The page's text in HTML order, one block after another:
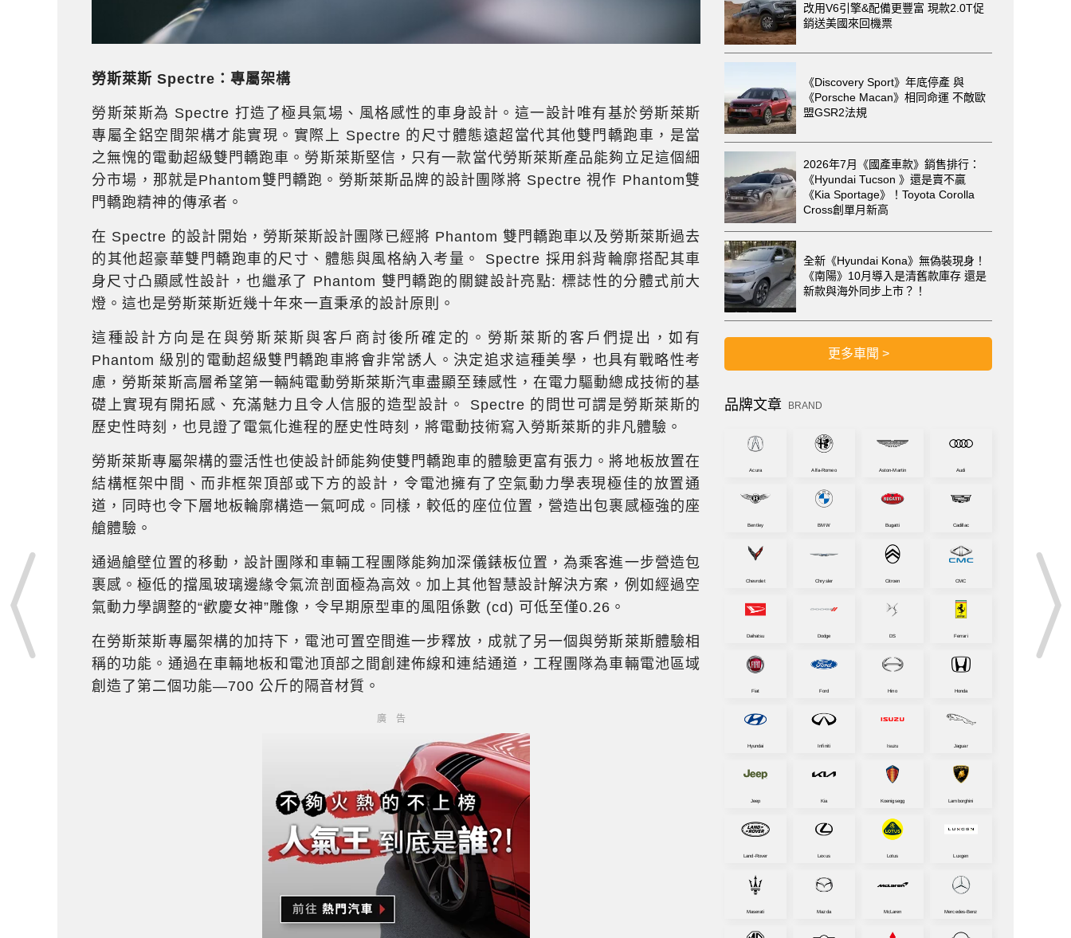
勞斯萊斯 Spectre ：專屬架構
勞斯萊斯為 Spectre 打造了極具氣場、風格感性的車身設計。這一設計唯有基於勞斯萊斯
專屬全鋁空間架構才能實現。實際上 Spectre 的尺寸體態遠超當代其他雙門轎跑車，是當
之無愧的電動超級雙門轎跑車。勞斯萊斯堅信，只有一款當代勞斯萊斯產品能夠立足這個細
分市場，那就是Phantom雙門轎跑。勞斯萊斯品牌的設計團隊將 Spectre 視作 Phantom雙
門轎跑精神的傳承者。
在 Spectre 的設計開始，勞斯萊斯設計團隊已經將 Phantom 雙門轎跑車以及勞斯萊斯過去
的其他超豪華雙門轎跑車的尺寸、體態與風格納入考量。 Spectre 採用斜背輪廓搭配其車
身尺寸凸顯感性設計，也繼承了 Phantom 雙門轎跑的關鍵設計亮點: 標誌性的分體式前大
燈。這也是勞斯萊斯近幾十年來一直秉承的設計原則。
這種設計方向是在與勞斯萊斯與客戶商討後所確定的。勞斯萊斯的客戶們提出，如有
Phantom 級別的電動超級雙門轎跑車將會非常誘人。決定追求這種美學，也具有戰略性考
慮，勞斯萊斯高層希望第一輛純電動勞斯萊斯汽車盡顯至臻感性，在電力驅動總成技術的基
礎上實現有開拓感、充滿魅力且令人信服的造型設計。 Spectre 的問世可謂是勞斯萊斯的
歷史性時刻，也見證了電氣化進程的歷史性時刻，將電動技術寫入勞斯萊斯的非凡體驗。
勞斯萊斯專屬架構的靈活性也使設計師能夠使雙門轎跑車的體驗更富有張力。將地板放置在
結構框架中間、而非框架頂部或下方的設計，令電池擁有了空氣動力學表現極佳的放置通
道，同時也令下層地板輪廓構造一氣呵成。同樣，較低的座位位置，營造出包裹感極強的座
艙體驗。
通過艙壁位置的移動，設計團隊和車輛工程團隊能夠加深儀錶板位置，為乘客進一步營造包
裹感。極低的擋風玻璃邊緣令氣流剖面極為高效。加上其他智慧設計解決方案，例如經過空
氣動力學調整的“歡慶女神”雕像，令早期原型車的風阻係數 (cd) 可低至僅0.26。
在勞斯萊斯專屬架構的加持下，電池可置空間進一步釋放，成就了另一個與勞斯萊斯體驗相
稱的功能。通過在車輛地板和電池頂部之間創建佈線和連結通道，工程團隊為車輛電池區域
創造了第二個功能—700 公斤的隔音材質。
廣告
改用V6引擎&配備更豐富 現款2.0T促
銷送美國來回機票
《Discovery Sport》年底停產 與
《Porsche Macan》相同命運 不敵歐
盟GSR2法規
2026年7月《國產車款》銷售排行：
《Hyundai Tucson 》還是賣不贏
《Kia Sportage》！Toyota Corolla
Cross創單月新高
全新《Hyundai Kona》無偽裝現身！
《南陽》10月導入是清舊款庫存 還是
新款與海外同步上市？！
更多車聞 >
品牌文章 BRAND
Acura Alfa-Romeo Aston-Martin Audi
Bentley BMW Bugatti Cadillac
Chevrolet Chrysler Citroen CMC
Daihatsu Dodge DS Ferrari
Fiat Ford Hino Honda
Hyundai Infiniti Isuzu Jaguar
Jeep Kia Koenigsegg Lamborghini
Land-Rover Lexus Lotus Luxgen
Maserati Mazda McLaren Mercedes-Benz